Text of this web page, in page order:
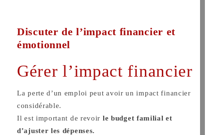
Discuter de l’impact financier et
émotionnel
Gérer l’impact financier
La perte d’un emploi peut avoir un impact financier
considérable.
Il est important de revoir le budget familial et
d’ajuster les dépenses.